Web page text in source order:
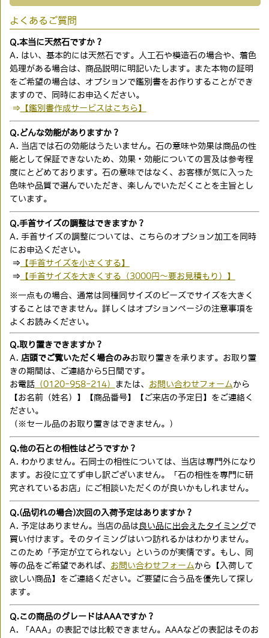
よくあるご質問
Q.本当に天然石ですか？
A. はい、基本的には天然石です。人工石や模造石の場合や、着色
処理がある場合は、商品説明に明記いたします。また本物の証明
をご希望の場合は、オプションで鑑別書をお作りすることができ
ますので、同時にお申込ください。
⇒ 【鑑別書作成サービスはこちら】
Q.どんな効能がありますか？
A. 当店では石の効能はうたいません。石の意味や効果は商品の性
能として保証できないため、効果・効能についての言及は参考程
度にとどめております。石の意味ではなく、お客様が気に入った
色味や品質で選んでいただき、楽しんでいただくことを主旨とし
ています。
Q.手首サイズの調整はできますか？
A. 手首サイズの調整については、こちらのオプション加工を同時
にお申込ください。
⇒ 【手首サイズを小さくする】
⇒ 【手首サイズを大きくする（3000円〜要お見積もり）】
※一点もの場合、通常は同種同サイズのビーズでサイズを大きく
することはできません。詳しくはオプションページの注意事項を
よくお読みください。
Q.取り置きできますか？
A. 店頭でご覧いただく場合のみお取り置きを承ります。お取り置
きの期間は、ご連絡から5日間です。
お電話（0120-958-214） または、 お問い合わせフォーム から
【お名前（姓名）】【商品番号】【ご来店の予定日】をご連絡く
ださい。
（※セール品のお取り置きはできません。）
Q.他の石との相性はどうですか？
A. わかりません。石同士の相性については、当店は専門外になり
ます。お役に立てず申し訳ございません。「石の相性を専門に研
究されているお店」にご相談いただくのが良いかもしれません。
Q.(品切れの場合)次回の入荷予定はありますか？
A. 予定はありません。当店の品は 良い品に出会えたタイミングで
買い付けます。そのタイミングはいつ訪れるかはわかりません。
このため「予定が立てられない」というのが実情です。もし、同
等の品をご希望であれば、 お問い合わせフォーム から【入荷して
欲しい商品】をご連絡ください。ご要望に合う品を優先して探し
ます。
Q.この商品のグレードはAAAですか？
A. 「AAA」の表記では比較できません。AAAなどの表記はそのお